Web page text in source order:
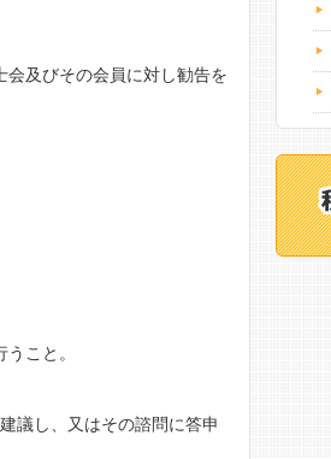
及びその会員に対し勧告を
こと。
議し、又はその諮問に答申